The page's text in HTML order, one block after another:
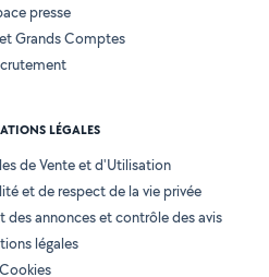
presse
Grands Comptes
LÉGALES
de Vente et d'Utilisation
et de respect de la vie privée
des annonces et contrôle des avis
légales
Cookies